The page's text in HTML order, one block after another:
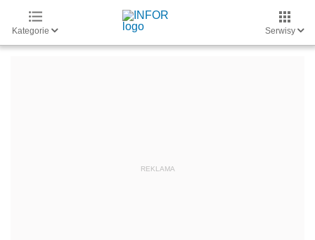
Kategorie Serwisy